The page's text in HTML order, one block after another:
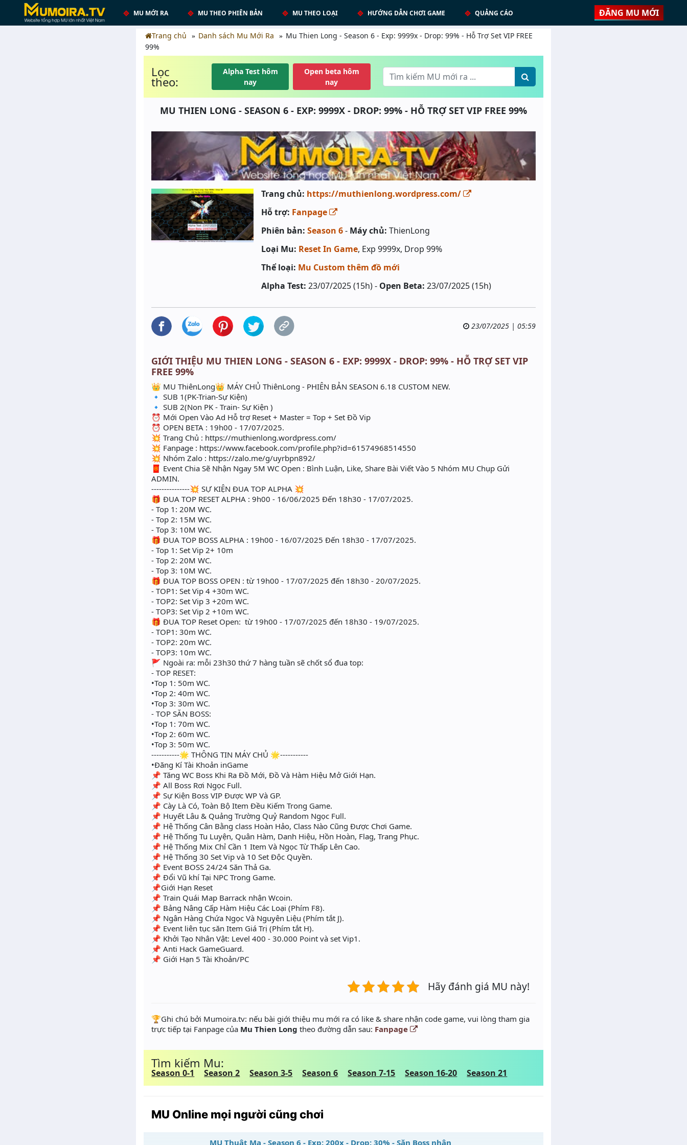
MU MỚI RA MU THEO PHIÊN BẢN MU THEO LOẠI HƯỚNG DẪN CHƠI GAME QUẢNG CÁO ĐĂNG MU MỚI
Trang chủ Danh sách Mu Mới Ra
Mu Thien Long - Season 6 - Exp: 9999x - Drop: 99% - Hỗ Trợ Set VIP FREE
99%
Lọc
theo:
Alpha Test hôm
nay
Open beta hôm
nay
MU THIEN LONG - SEASON 6 - EXP: 9999X - DROP: 99% - HỖ TRỢ SET VIP FREE 99%
Trang chủ: https://muthienlong.wordpress.com/
Hỗ trợ: Fanpage
Phiên bản: Season 6- Máy chủ: ThienLong
Loại Mu: Reset In Game, Exp 9999x, Drop 99%
Thể loại: Mu Custom thêm đồ mới
Alpha Test: 23/07/2025 (15h) - Open Beta: 23/07/2025 (15h)
23/07/2025 | 05:59
GIỚI THIỆU MU THIEN LONG - SEASON 6 - EXP: 9999X - DROP: 99% - HỖ TRỢ SET VIP
FREE 99%
👑 MU ThiênLong👑 MÁY CHỦ ThiênLong - PHIÊN BẢN SEASON 6.18 CUSTOM NEW.
🔹 SUB 1(PK-Trian-Sự Kiện)
🔹 SUB 2(Non PK - Train- Sự Kiện )
⏰ Mới Open Vào Ad Hỗ trợ Reset + Master = Top + Set Đồ Vip
⏰ OPEN BETA : 19h00 - 17/07/2025.
💥 Trang Chủ : https://muthienlong.wordpress.com/
💥 Fanpage : https://www.facebook.com/profile.php?id=61574968514550
💥 Nhóm Zalo : https://zalo.me/g/uyrbpn892/
🧧 Event Chia Sẽ Nhận Ngay 5M WC Open : Bình Luận, Like, Share Bài Viết Vào 5 Nhóm MU Chụp Gửi
ADMIN.
---------------💥 SỰ KIỆN ĐUA TOP ALPHA 💥
🎁 ĐUA TOP RESET ALPHA : 9h00 - 16/06/2025 Đến 18h30 - 17/07/2025.
- Top 1: 20M WC.
- Top 2: 15M WC.
- Top 3: 10M WC.
🎁 ĐUA TOP BOSS ALPHA : 19h00 - 16/07/2025 Đến 18h30 - 17/07/2025.
- Top 1: Set Vip 2+ 10m
- Top 2: 20M WC.
- Top 3: 10M WC.
🎁 ĐUA TOP BOSS OPEN : từ 19h00 - 17/07/2025 đến 18h30 - 20/07/2025.
- TOP1: Set Vip 4 +30m WC.
- TOP2: Set Vip 3 +20m WC.
- TOP3: Set Vip 2 +10m WC.
🎁 ĐUA TOP Reset Open: từ 19h00 - 17/07/2025 đến 18h30 - 19/07/2025.
- TOP1: 30m WC.
- TOP2: 20m WC.
- TOP3: 10m WC.
🚩 Ngoài ra: mỗi 23h30 thứ 7 hàng tuần sẽ chốt sổ đua top:
- TOP RESET:
•Top 1: 50m WC.
•Top 2: 40m WC.
•Top 3: 30m WC.
- TOP SĂN BOSS:
•Top 1: 70m WC.
•Top 2: 60m WC.
•Top 3: 50m WC.
-----------🌟 THÔNG TIN MÁY CHỦ 🌟-----------
•Đăng Kí Tài Khoản inGame
📌 Tăng WC Boss Khi Ra Đồ Mới, Đồ Và Hàm Hiệu Mở Giới Hạn.
📌 All Boss Rơi Ngọc Full.
📌 Sự Kiện Boss VIP Được WP Và GP.
📌 Cày Là Có, Toàn Bộ Item Đều Kiếm Trong Game.
📌 Huyết Lâu & Quảng Trường Quỷ Random Ngọc Full.
📌 Hệ Thống Cân Bằng class Hoàn Hảo, Class Nào Cũng Được Chơi Game.
📌 Hệ Thống Tu Luyện, Quân Hàm, Danh Hiệu, Hồn Hoàn, Flag, Trang Phục.
📌 Hệ Thống Mix Chỉ Cần 1 Item Và Ngọc Từ Thấp Lên Cao.
📌 Hệ Thống 30 Set Vip và 10 Set Độc Quyền.
📌 Event BOSS 24/24 Săn Thả Ga.
📌 Đổi Vũ khí Tại NPC Trong Game.
📌Giới Hạn Reset
📌 Train Quái Map Barrack nhận Wcoin.
📌 Bảng Nâng Cấp Hàm Hiệu Các Loại (Phím F8).
📌 Ngân Hàng Chứa Ngọc Và Nguyên Liệu (Phím tắt J).
📌 Event liên tục săn Item Giá Trị (Phím tắt H).
📌 Khởi Tạo Nhân Vật: Level 400 - 30.000 Point và set Vip1.
📌 Anti Hack GameGuard.
📌 Giới Hạn 5 Tài Khoản/PC
Hãy đánh giá MU này!
️🏆Ghi chú bởi Mumoira.tv: nếu bài giới thiệu mu mới ra có like & share nhận code game, vui lòng tham gia
trực tiếp tại Fanpage của Mu Thien Long theo đường dẫn sau: Fanpage
Tìm kiếm Mu:
Season 0-1 Season 2 Season 3-5 Season 6 Season 7-15 Season 16-20 Season 21
MU Online mọi người cũng chơi
MU Thuật Ma - Season 6 - Exp: 200x - Drop: 30% - Săn Boss nhận